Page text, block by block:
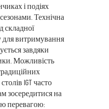
і подіях
Технічна
складної
для витримування
завдяки
Можливість
IGT часто
зосередитися на
перевагою: